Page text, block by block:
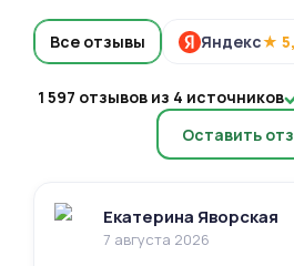
Все отзывы Яндекс★
1 597 отзывов из 4 источников
Оставить
Екатерина Яворская
7 августа 2026